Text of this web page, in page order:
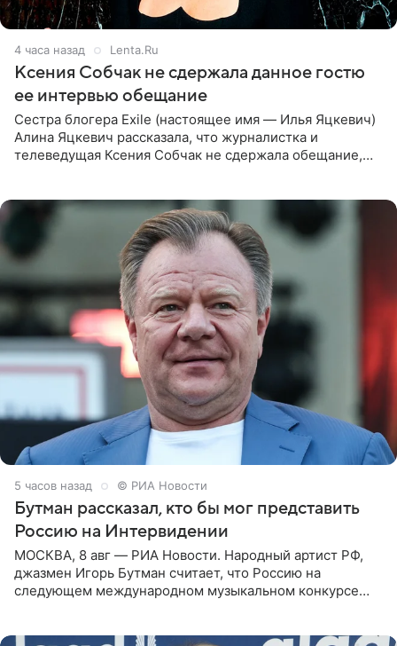
4 часа назад Lenta.Ru
Ксения Собчак не сдержала данное гостю
ее интервью обещание
Сестра блогера Exile (настоящее имя — Илья Яцкевич)
Алина Яцкевич рассказала, что журналистка и
телеведущая Ксения Собчак не сдержала обещание,
5 часов назад © РИА Новости
Бутман рассказал, кто бы мог представить
Россию на Интервидении
МОСКВА, 8 авг — РИА Новости. Народный артист РФ,
джазмен Игорь Бутман считает, что Россию на
следующем международном музыкальном конкурсе